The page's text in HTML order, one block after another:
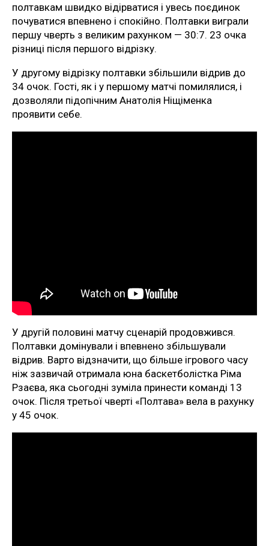
полтавкам швидко відірватися і увесь поєдинок
почуватися впевнено і спокійно. Полтавки виграли
першу чверть з великим рахунком — 30:7. 23 очка
різниці після першого відрізку.
У другому відрізку полтавки збільшили відрив до
34 очок. Гості, як і у першому матчі помилялися, і
дозволяли підопічним Анатолія Ніщіменка
проявити себе.
У другій половині матчу сценарій продовжився.
Полтавки домінували і впевнено збільшували
відрив. Варто відзначити, що більше ігрового часу
ніж зазвичай отримала юна баскетболістка Ріма
Рзаєва, яка сьогодні зуміла принести команді 13
очок. Після третьої чверті «Полтава» вела в рахунку
у 45 очок.